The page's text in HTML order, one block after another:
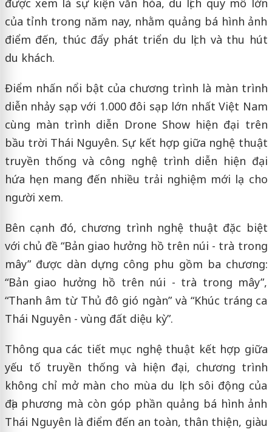
được xem là sự kiện văn hóa, du lịch quy mô lớn
của tỉnh trong năm nay, nhằm quảng bá hình ảnh
điểm đến, thúc đẩy phát triển du lịch và thu hút
du khách.
Điểm nhấn nổi bật của chương trình là màn trình
diễn nhảy sạp với 1.000 đôi sạp lớn nhất Việt Nam
cùng màn trình diễn Drone Show hiện đại trên
bầu trời Thái Nguyên. Sự kết hợp giữa nghệ thuật
truyền thống và công nghệ trình diễn hiện đại
hứa hẹn mang đến nhiều trải nghiệm mới lạ cho
người xem.
Bên cạnh đó, chương trình nghệ thuật đặc biệt
với chủ đề “Bản giao hưởng hồ trên núi - trà trong
mây” được dàn dựng công phu gồm ba chương:
“Bản giao hưởng hồ trên núi - trà trong mây”,
“Thanh âm từ Thủ đô gió ngàn” và “Khúc tráng ca
Thái Nguyên - vùng đất diệu kỳ”.
Thông qua các tiết mục nghệ thuật kết hợp giữa
yếu tố truyền thống và hiện đại, chương trình
không chỉ mở màn cho mùa du lịch sôi động của
địa phương mà còn góp phần quảng bá hình ảnh
Thái Nguyên là điểm đến an toàn, thân thiện, giàu